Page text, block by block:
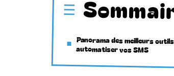
Panorama des meilleurs
automatiser vos SMS